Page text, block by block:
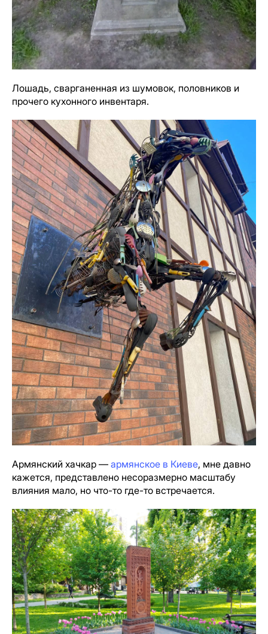
Лошадь, сварганенная из шумовок, половников и
прочего кухонного инвентаря.
Армянский хачкар — армянское в Киеве, мне давно
кажется, представлено несоразмерно масштабу
влияния мало, но что-то где-то встречается.